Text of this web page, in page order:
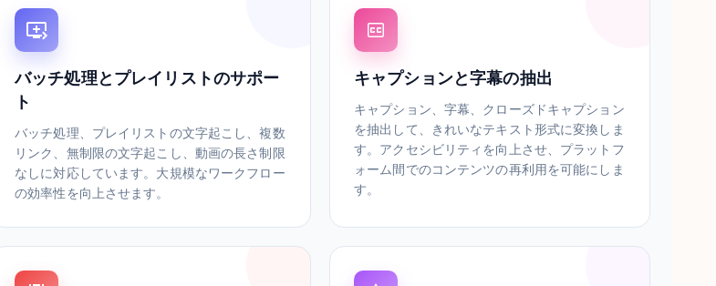
バッチ処理とプレイリストのサポー
ト
バッチ処理、プレイリストの文字起こし、複数
リンク、無制限の文字起こし、動画の長さ制限
なしに対応しています。大規模なワークフロー
の効率性を向上させます。
キャプションと字幕の抽出
キャプション、字幕、クローズドキャプション
を抽出して、きれいなテキスト形式に変換しま
す。アクセシビリティを向上させ、プラットフ
ォーム間でのコンテンツの再利用を可能にしま
す。